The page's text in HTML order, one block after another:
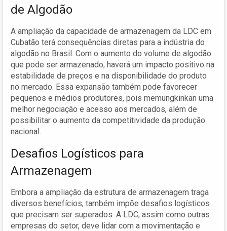
de Algodão
A ampliação da capacidade de armazenagem da LDC em
Cubatão terá consequências diretas para a indústria do
algodão no Brasil. Com o aumento do volume de algodão
que pode ser armazenado, haverá um impacto positivo na
estabilidade de preços e na disponibilidade do produto
no mercado. Essa expansão também pode favorecer
pequenos e médios produtores, pois memungkinkan uma
melhor negociação e acesso aos mercados, além de
possibilitar o aumento da competitividade da produção
nacional.
Desafios Logísticos para
Armazenagem
Embora a ampliação da estrutura de armazenagem traga
diversos benefícios, também impõe desafios logísticos
que precisam ser superados. A LDC, assim como outras
empresas do setor, deve lidar com a movimentação e